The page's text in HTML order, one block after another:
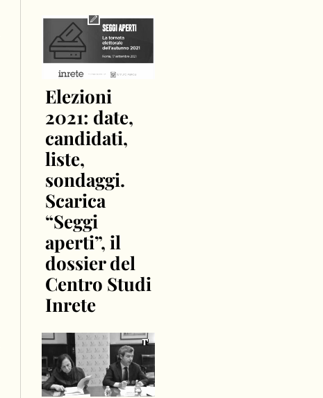
Elezioni
2021: date,
candidati,
liste,
sondaggi.
Scarica
“Seggi
aperti”, il
dossier del
Centro Studi
Inrete